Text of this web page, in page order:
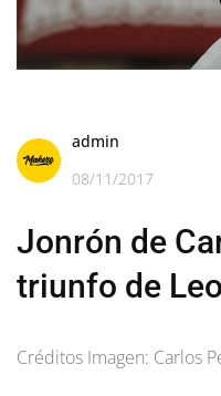
admin
08/11/2017
Jonrón de
triunfo de
Créditos Imagen: Carlos